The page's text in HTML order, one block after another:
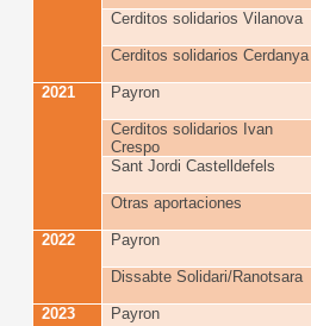
Cerditos solidarios Vilanova
Cerditos solidarios Cerdanya
2021
Payron
Cerditos solidarios Ivan
Crespo
Sant Jordi Castelldefels
Otras aportaciones
2022
Payron
Dissabte Solidari/Ranotsara
2023
Payron